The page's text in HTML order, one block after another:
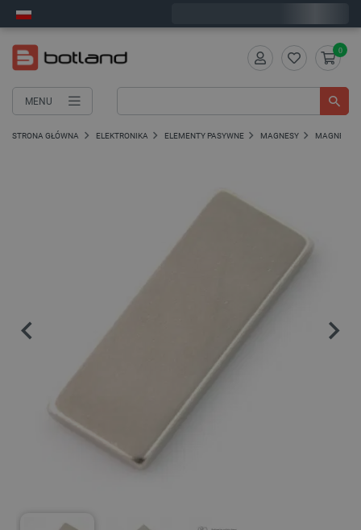
MENU
0
STRONA GŁÓWNA ELEKTRONIKA ELEMENTY PASYWNE MAGNESY MAGNESY